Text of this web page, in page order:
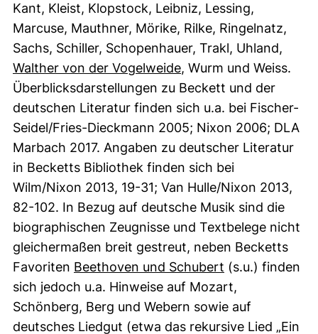
Kant, Kleist, Klopstock, Leibniz, Lessing,
Marcuse, Mauthner, Mörike, Rilke, Ringelnatz,
Sachs, Schiller, Schopenhauer, Trakl, Uhland,
Walther von der Vogelweide, Wurm und Weiss.
Überblicksdarstellungen zu Beckett und der
deutschen Literatur finden sich u.a. bei Fischer-
Seidel/Fries-Dieckmann 2005; Nixon 2006; DLA
Marbach 2017. Angaben zu deutscher Literatur
in Becketts Bibliothek finden sich bei
Wilm/Nixon 2013, 19-31; Van Hulle/Nixon 2013,
82-102. In Bezug auf deutsche Musik sind die
biographischen Zeugnisse und Textbelege nicht
gleichermaßen breit gestreut, neben Becketts
Favoriten Beethoven und Schubert (s.u.) finden
sich jedoch u.a. Hinweise auf Mozart,
Schönberg, Berg und Webern sowie auf
deutsches Liedgut (etwa das rekursive Lied „Ein